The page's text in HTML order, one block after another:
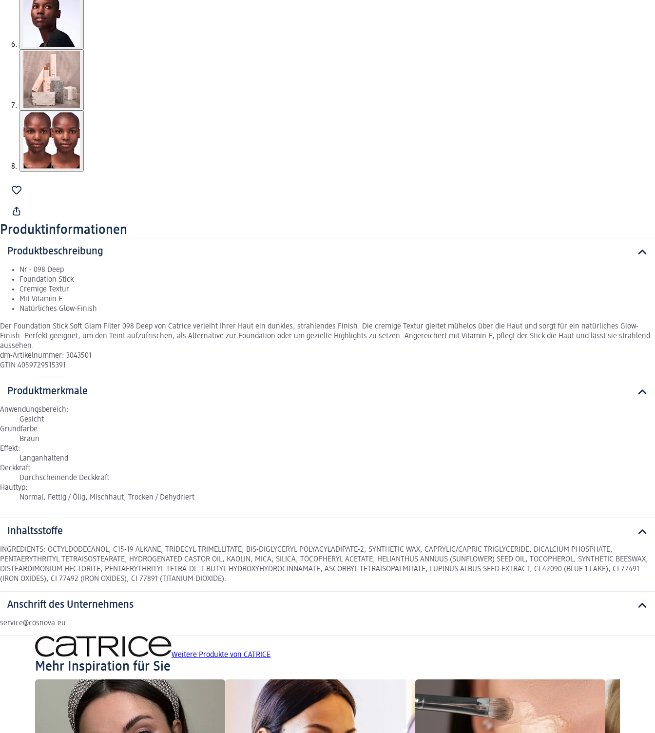
Produktinformationen
Produktbeschreibung
Nr - 098 Deep
Foundation Stick
Cremige Textur
Mit Vitamin E
Natürliches Glow-Finish
Der Foundation Stick Soft Glam Filter 098 Deep von Catrice verleiht Ihrer Haut ein dunkles, strahlendes Finish. Die cremige Textur gleitet mühelos über die Haut und sorgt für ein natürliches Glow-
Finish. Perfekt geeignet, um den Teint aufzufrischen, als Alternative zur Foundation oder um gezielte Highlights zu setzen. Angereichert mit Vitamin E, pflegt der Stick die Haut und lässt sie strahlend
aussehen.
dm-Artikelnummer: 3043501
GTIN 4059729515391
Produktmerkmale
Anwendungsbereich:
Gesicht
Grundfarbe:
Braun
Effekt:
Langanhaltend
Deckkraft:
Durchscheinende Deckkraft
Hauttyp:
Normal, Fettig / Ölig, Mischhaut, Trocken / Dehydriert
Inhaltsstoffe
INGREDIENTS: OCTYLDODECANOL, C15-19 ALKANE, TRIDECYL TRIMELLITATE, BIS-DIGLYCERYL POLYACYLADIPATE-2, SYNTHETIC WAX, CAPRYLIC/CAPRIC TRIGLYCERIDE, DICALCIUM PHOSPHATE,
PENTAERYTHRITYL TETRAISOSTEARATE, HYDROGENATED CASTOR OIL, KAOLIN, MICA, SILICA, TOCOPHERYL ACETATE, HELIANTHUS ANNUUS (SUNFLOWER) SEED OIL, TOCOPHEROL, SYNTHETIC BEESWAX,
DISTEARDIMONIUM HECTORITE, PENTAERYTHRITYL TETRA-DI- T-BUTYL HYDROXYHYDROCINNAMATE, ASCORBYL TETRAISOPALMITATE, LUPINUS ALBUS SEED EXTRACT, CI 42090 (BLUE 1 LAKE), CI 77491
(IRON OXIDES), CI 77492 (IRON OXIDES), CI 77891 (TITANIUM DIOXIDE).
Anschrift des Unternehmens
service@cosnova.eu
Weitere Produkte von CATRICE
Mehr Inspiration für Sie